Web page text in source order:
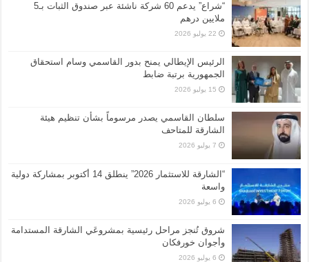
“شراع” يدعم 60 شركة ناشئة عبر صندوق الثبات بـ5
ملايين درهم
22 يوليو 2026
الرئيس الإيطالي يمنح بدور القاسمي وسام استحقاق
الجمهورية برتبة ضابط
15 يوليو 2026
سلطان القاسمي يصدر مرسوماً بشأن تنظيم هيئة
الشارقة للمتاحف
7 يوليو 2026
“الشارقة للاستثمار 2026” ينطلق 14 أكتوبر بمشاركة دولية
واسعة
6 يوليو 2026
شروق تُنجز مراحل رئيسية بمشروعَي الشارقة المستدامة
وأجوان خورفكان
6 يوليو 2026